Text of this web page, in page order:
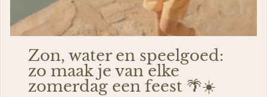
Zon, water en speelgoed:
zo maak je van elke
zomerdag een feest 🌴☀️